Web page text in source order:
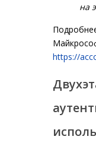
на
https://